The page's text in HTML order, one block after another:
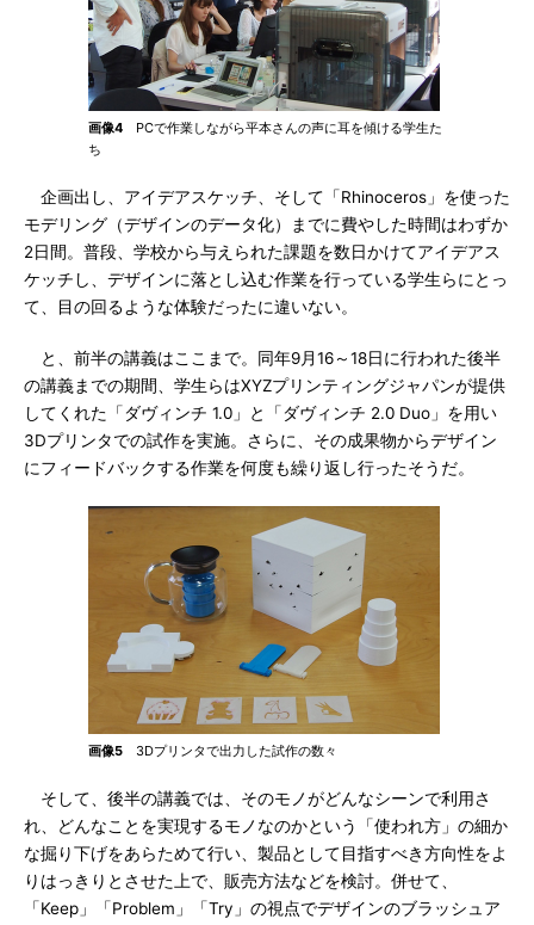
画像4 PCで作業しながら平本さんの声に耳を傾ける学生た
ち
企画出し、アイデアスケッチ、そして「Rhinoceros」を使った
モデリング（デザインのデータ化）までに費やした時間はわずか
2日間。普段、学校から与えられた課題を数日かけてアイデアス
ケッチし、デザインに落とし込む作業を行っている学生らにとっ
て、目の回るような体験だったに違いない。
と、前半の講義はここまで。同年9月16～18日に行われた後半
の講義までの期間、学生らはXYZプリンティングジャパンが提供
してくれた「ダヴィンチ 1.0」と「ダヴィンチ 2.0 Duo」を用い
3Dプリンタでの試作を実施。さらに、その成果物からデザイン
にフィードバックする作業を何度も繰り返し行ったそうだ。
画像5 3Dプリンタで出力した試作の数々
そして、後半の講義では、そのモノがどんなシーンで利用さ
れ、どんなことを実現するモノなのかという「使われ方」の細か
な掘り下げをあらためて行い、製品として目指すべき方向性をよ
りはっきりとさせた上で、販売方法などを検討。併せて、
「Keep」「Problem」「Try」の視点でデザインのブラッシュア